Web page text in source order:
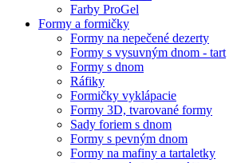
Farby ProGel
Formy a formičky
Formy na nepečené dezerty
Formy s vysuvným dnom - tart
Formy s dnom
Ráfiky
Formičky vyklápacie
Formy 3D, tvarované formy
Sady foriem s dnom
Formy s pevným dnom
Formy na mafiny a tartaletky